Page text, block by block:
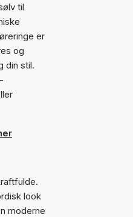
til
er
og
din stil.
look
moderne